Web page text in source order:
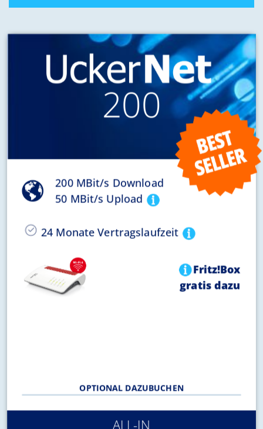
200
200 MBit/s Download
50 MBit/s Upload
24 Monate Vertragslaufzeit
Fritz!Box
gratis dazu
OPTIONAL DAZUBUCHEN